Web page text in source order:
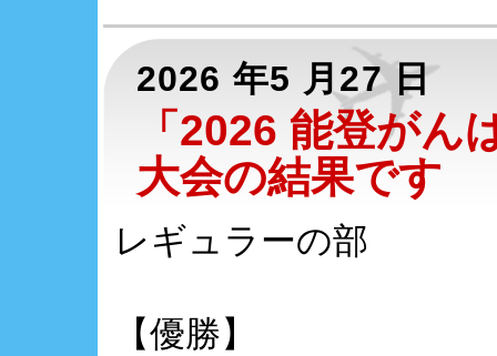
2026 年5 月27 日
「2026 能登がん
大会の結果です
レギュラーの部
【優勝】